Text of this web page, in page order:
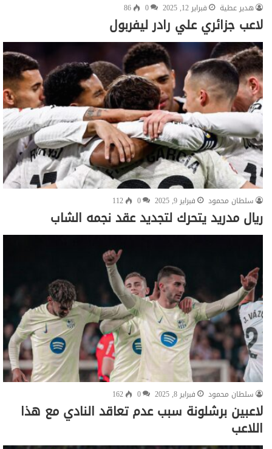
هدير عطية فبراير 12, 2025 0
86
لاعب جزائري علي رادر ليفربول
سلطان محمود فبراير 9, 2025 0
112
ريال مدريد يتحرك لتجديد عقد نجمه الشاب
سلطان محمود فبراير 8, 2025 0
162
لاعبين برشلونة سبب عدم تعاقد النادي مع هذا
اللاعب